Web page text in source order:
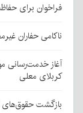
فراخوان برای
ناکامی حفاران
آغاز خدمت‌رسانی
کربلای معلی
بازگشت حقوق‌های